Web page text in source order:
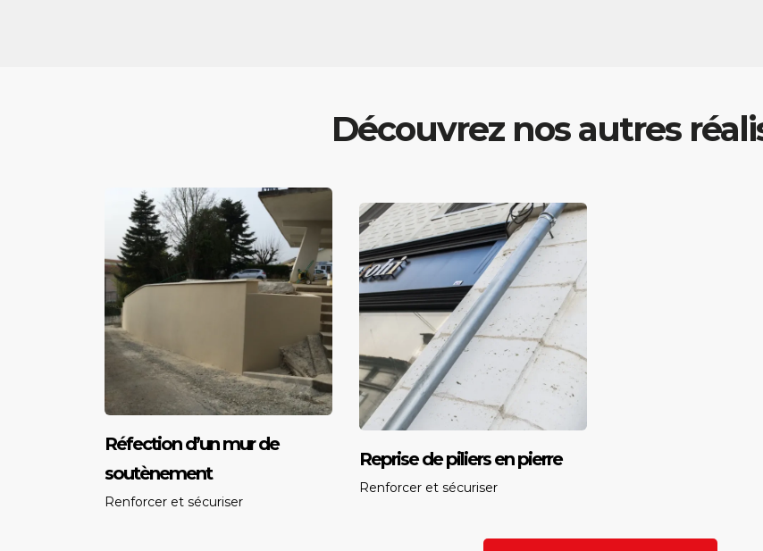
Découvrez nos autres
Réfection d’un mur de
soutènement
Renforcer et sécuriser
Reprise de piliers en pierre
Renforcer et sécuriser